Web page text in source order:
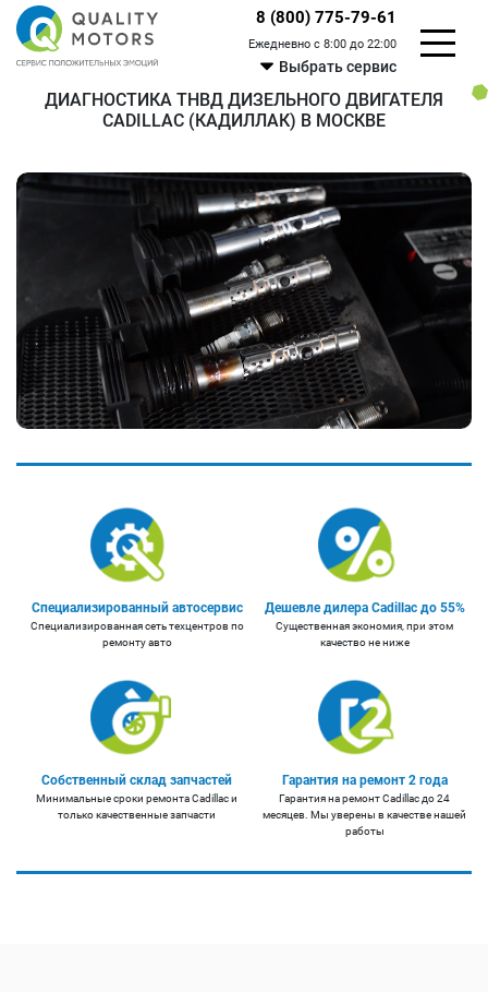
8 (800) 775-79-61
Ежедневно с 8:00 до 22:00
Выбрать сервис
ДИАГНОСТИКА ТНВД ДИЗЕЛЬНОГО ДВИГАТЕЛЯ
CADILLAC (КАДИЛЛАК) В МОСКВЕ
Специализированный автосервис
Специализированная сеть техцентров по
ремонту авто
Дешевле дилера Cadillac до 55%
Существенная экономия, при этом
качество не ниже
Собственный склад запчастей
Минимальные сроки ремонта Cadillac и
только качественные запчасти
Гарантия на ремонт 2 года
Гарантия на ремонт Cadillac до 24
месяцев. Мы уверены в качестве нашей
работы